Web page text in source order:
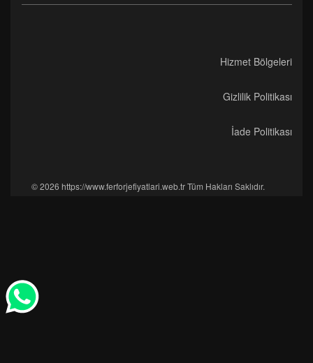
Hizmet Bölgeleri
Gizlilik Politikası
İade Politikası
© 2026 https://www.ferforjefiyatlari.web.tr Tüm Hakları Saklıdır.